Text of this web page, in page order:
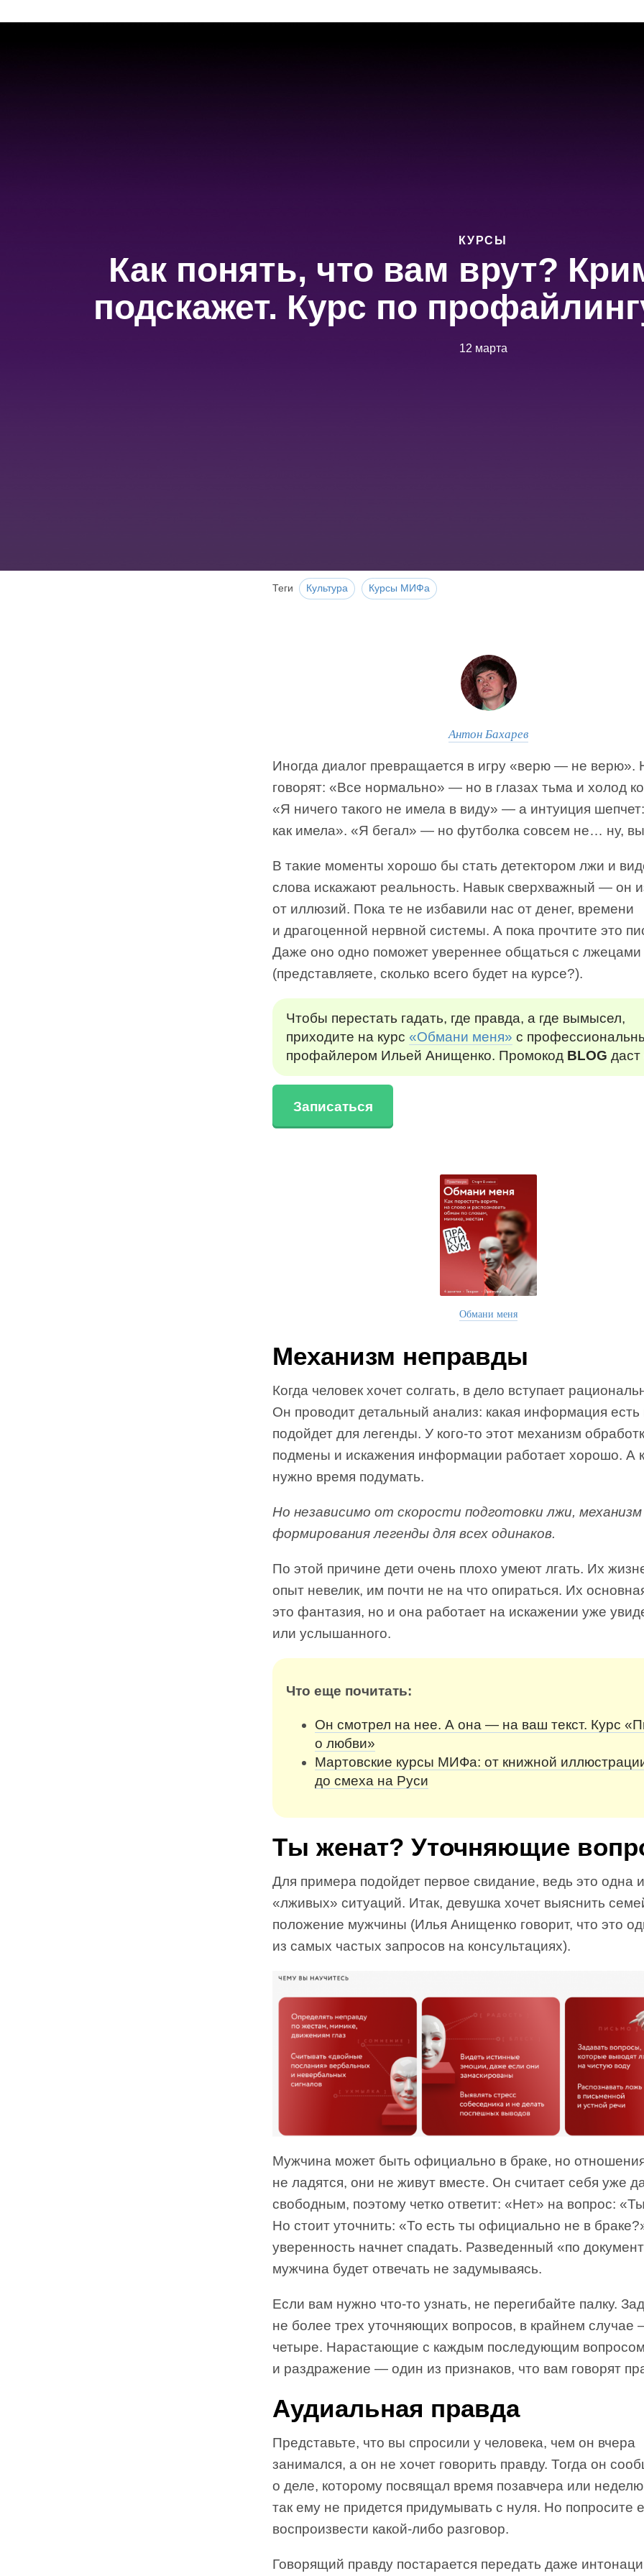
КУРСЫ
Как понять, что вам врут?
подскажет. Курс по
12 марта
Теги Культура Курсы МИФа
Антон Бахарев
Иногда диалог превращается в игру «верю — не верю».
говорят: «Все нормально» — но в глазах тьма и холод
«Я ничего такого не имела в виду» — а интуиция
как имела». «Я бегал» — но футболка совсем не… ну,
В такие моменты хорошо бы стать детектором лжи и
слова искажают реальность. Навык сверхважный — он
от иллюзий. Пока те не избавили нас от денег, времени
и драгоценной нервной системы. А пока прочтите это
Даже оно одно поможет увереннее общаться с лжецами
(представляете, сколько всего будет на курсе?).
Чтобы перестать гадать, где правда, а где вымысел,
приходите на курс «Обмани меня» с
профайлером Ильей Анищенко. Промокод BLOG даст
Записаться
Обмани меня
Механизм неправды
Когда человек хочет солгать, в дело вступает
Он проводит детальный анализ: какая информация есть
подойдет для легенды. У кого-то этот механизм
подмены и искажения информации работает хорошо. А
нужно время подумать.
Но независимо от скорости подготовки лжи, механизм
формирования легенды для всех одинаков.
По этой причине дети очень плохо умеют лгать. Их
опыт невелик, им почти не на что опираться. Их
это фантазия, но и она работает на искажении уже
или услышанного.
Что еще почитать:
Он смотрел на нее. А она — на ваш текст. Курс
о любви»
Мартовские курсы МИФа: от книжной
до смеха на Руси
Ты женат? Уточняющие
Для примера подойдет первое свидание, ведь это одна
«лживых» ситуаций. Итак, девушка хочет выяснить
положение мужчины (Илья Анищенко говорит, что это
из самых частых запросов на консультациях).
Мужчина может быть официально в браке, но
не ладятся, они не живут вместе. Он считает себя уже
свободным, поэтому четко ответит: «Нет» на вопрос:
Но стоит уточнить: «То есть ты официально не в
уверенность начнет спадать. Разведенный «по
мужчина будет отвечать не задумываясь.
Если вам нужно что-то узнать, не перегибайте палку.
не более трех уточняющих вопросов, в крайнем случае
четыре. Нарастающие с каждым последующим
и раздражение — один из признаков, что вам говорят
Аудиальная правда
Представьте, что вы спросили у человека, чем он вчера
занимался, а он не хочет говорить правду. Тогда он
о деле, которому посвящал время позавчера или
так ему не придется придумывать с нуля. Но попросите
воспроизвести какой-либо разговор.
Говорящий правду постарается передать даже